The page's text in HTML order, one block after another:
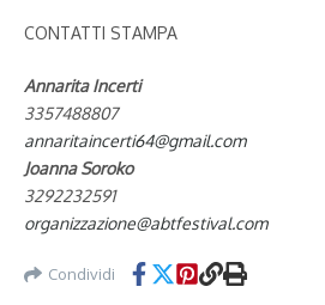
CONTATTI STAMPA
Annarita Incerti
3357488807
annaritaincerti64@gmail.com
Joanna Soroko
3292232591
organizzazione@abtfestival.com
Condividi